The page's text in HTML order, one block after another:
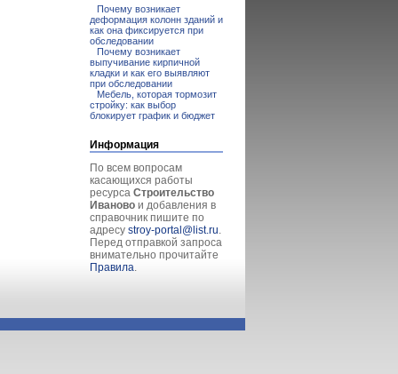
Почему возникает
деформация колонн зданий и
как она фиксируется при
обследовании
Почему возникает
выпучивание кирпичной
кладки и как его выявляют
при обследовании
Мебель, которая тормозит
стройку: как выбор
блокирует график и бюджет
Информация
По всем вопросам
касающихся работы
ресурса Строительство
Иваново и добавления в
справочник пишите по
адресу stroy-portal@list.ru.
Перед отправкой запроса
внимательно прочитайте
Правила.